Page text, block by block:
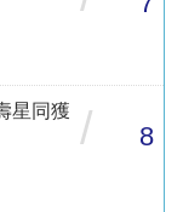
星同獲 / 8